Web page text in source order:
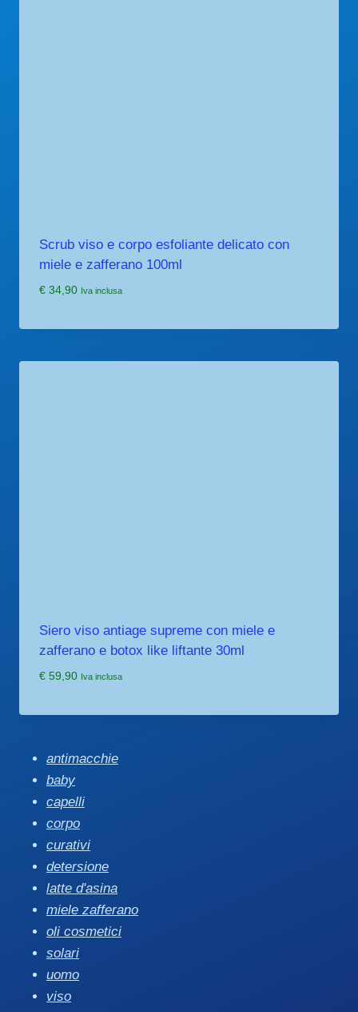
Scrub viso e corpo esfoliante delicato con
miele e zafferano 100ml
€34,90 Iva inclusa
Siero viso antiage supreme con miele e
zafferano e botox like liftante 30ml
€59,90 Iva inclusa
antimacchie
baby
capelli
corpo
curativi
detersione
latte d'asina
miele zafferano
oli cosmetici
solari
uomo
viso